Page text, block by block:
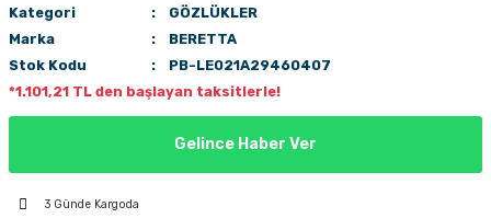
Kategori
GÖZLÜKLER
Marka
BERETTA
Stok Kodu
PB-LE021A29460407
*1.101,21 TL den başlayan taksitlerle!
Gelince Haber Ver
3 Günde Kargoda